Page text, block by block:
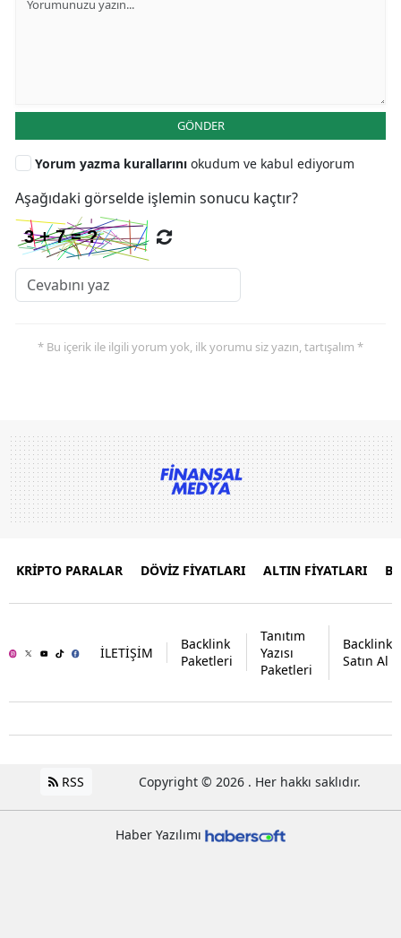
GÖNDER
Yorum yazma kurallarını okudum ve kabul ediyorum
Aşağıdaki görselde işlemin sonucu kaçtır?
* Bu içerik ile ilgili yorum yok, ilk yorumu siz yazın, tartışalım *
KRİPTO PARALAR DÖVİZ FİYATLARI ALTIN FİYATLARI
İLETİŞİM
Backlink
Paketleri
Tanıtım
Yazısı
Paketleri
Backlink
Satın Al
RSS Copyright © 2026 . Her hakkı saklıdır.
Haber Yazılımı